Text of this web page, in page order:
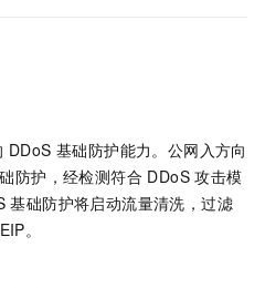
基础防护能力。公网入方向
防护，经检测符合 DDoS 攻击模
基础防护将启动流量清洗，过滤
。